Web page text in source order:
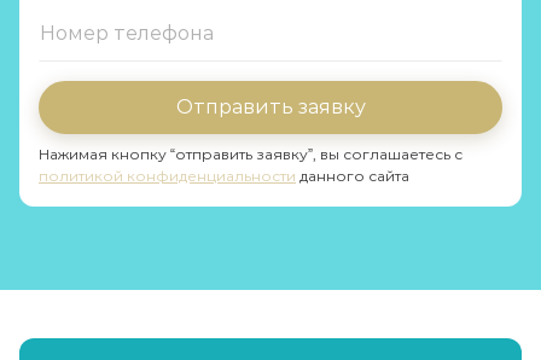
Отправить заявку
Нажимая кнопку “отправить заявку”, вы соглашаетесь с
политикой конфиденциальности данного сайта